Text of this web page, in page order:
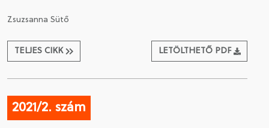
Zsuzsanna Sütő
TELJES CIKK LETÖLTHETŐ PDF
2021/2. szám